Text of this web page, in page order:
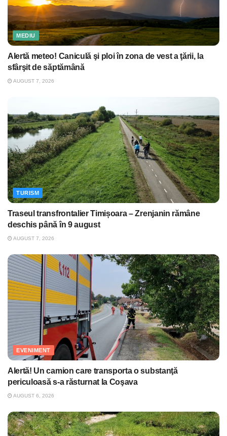
MEDIU
Alertă meteo! Caniculă şi ploi în zona de vest a ţării, la
sfârşit de săptămână
AUGUST 7, 2026
TURISM
Traseul transfrontalier Timișoara – Zrenjanin rămâne
deschis până în 9 august
AUGUST 7, 2026
EVENIMENT
Alertă! Un camion care transporta o substanţă
periculoasă s-a răsturnat la Coşava
AUGUST 6, 2026